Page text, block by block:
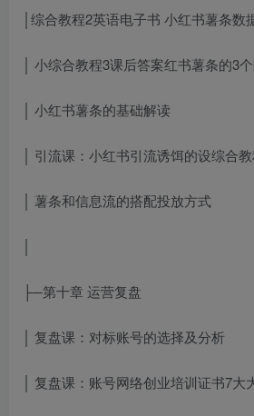
│综合教程2英语电子书 小红书薯条数
│ 小综合教程3课后答案红书薯条的3
│ 小红书薯条的基础解读
│ 引流课：小红书引流诱饵的设综合
│ 薯条和信息流的搭配投放方式
│
├─第十章 运营复盘
│ 复盘课：对标账号的选择及分析
│ 复盘课：账号网络创业培训证书7大